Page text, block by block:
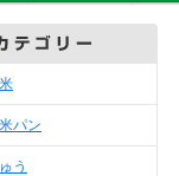
パン
う